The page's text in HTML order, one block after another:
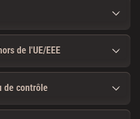
de l'UE/EEE
de contrôle